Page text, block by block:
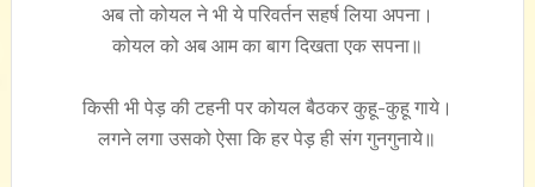
अब तो कोयल ने भी ये परिवर्तन सहर्ष लिया अपना।
कोयल को अब आम का बाग दिखता एक सपना॥
किसी भी पेड़ की टहनी पर कोयल बैठकर कुहू-कुहू गाये।
लगने लगा उसको ऐसा कि हर पेड़ ही संग गुनगुनाये॥